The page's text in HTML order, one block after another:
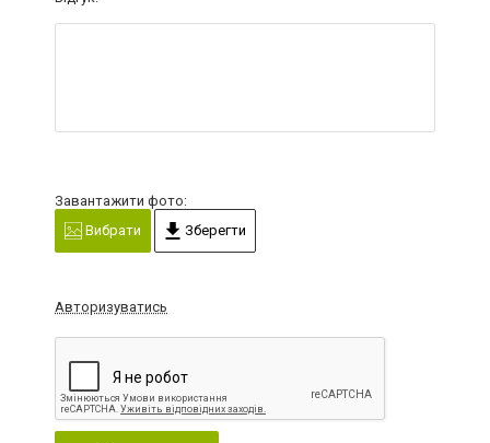
Завантажити фото:
Вибрати
Зберегти
Авторизуватись